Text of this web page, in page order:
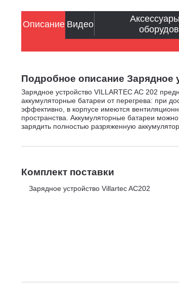
Подробное описание Зарядное
Зарядное устройство VILLARTEC AC 202
аккумуляторные батареи от перегрева: при
эффективно, в корпусе имеются
пространства. Аккумуляторные батареи
зарядить полностью разряженную
Комплект поставки
Зарядное устройство Villartec AC202
Описание Видео